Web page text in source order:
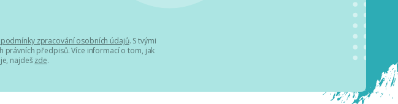
zpracování osobních údajů. S tvými
právních předpisů. Více informací o tom, jak
najdeš zde.